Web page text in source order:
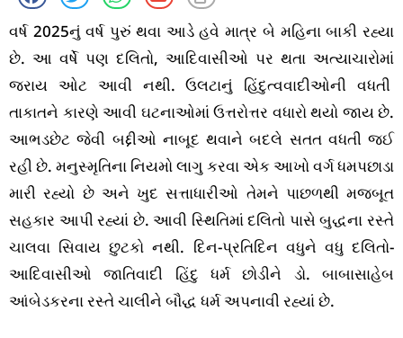
વર્ષ 2025નું વર્ષ પુરું થવા આડે હવે માત્ર બે મહિના બાકી રહ્યા
છે. આ વર્ષે પણ દલિતો, આદિવાસીઓ પર થતા અત્યાચારોમાં
જરાય ઓટ આવી નથી. ઉલટાનું હિંદુત્વવાદીઓની વધતી
તાકાતને કારણે આવી ઘટનાઓમાં ઉત્તરોત્તર વધારો થયો જાય છે.
આભડછેટ જેવી બદ્દીઓ નાબૂદ થવાને બદલે સતત વધતી જઈ
રહી છે. મનુસ્મૃતિના નિયમો લાગુ કરવા એક આખો વર્ગ ધમપછાડા
મારી રહ્યો છે અને ખુદ સત્તાધારીઓ તેમને પાછળથી મજબૂત
સહકાર આપી રહ્યાં છે. આવી સ્થિતિમાં દલિતો પાસે બુદ્ધના રસ્તે
ચાલવા સિવાય છુટકો નથી. દિન-પ્રતિદિન વધુને વધુ દલિતો-
આદિવાસીઓ જાતિવાદી હિંદુ ધર્મ છોડીને ડો. બાબાસાહેબ
આંબેડકરના રસ્તે ચાલીને બૌદ્ધ ધર્મ અપનાવી રહ્યાં છે.